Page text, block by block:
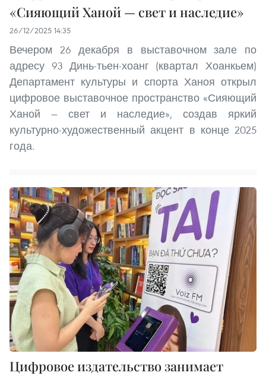
«Сияющий Ханой — свет и наследие»
26/12/2025 14:35
Вечером 26 декабря в выставочном зале по
адресу 93 Динь-тьен-хоанг (квартал Хоанкьем)
Департамент культуры и спорта Ханоя открыл
цифровое выставочное пространство «Сияющий
Ханой — свет и наследие», создав яркий
культурно-художественный акцент в конце 2025
года.
Цифровое издательство занимает